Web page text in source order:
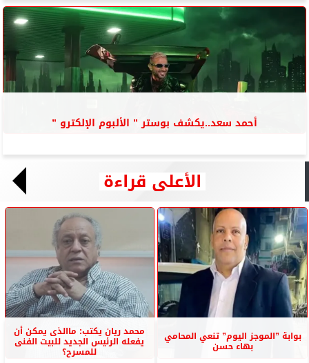
أحمد سعد..يكشف بوستر ” الألبوم الإلكترو ”
الأعلى قراءة
بوابة ”الموجز اليوم” تنعي المحامي
بهاء حسن
محمد ريان يكتب: ماالذى يمكن أن
يفعله الرئيس الجديد للبيت الفنى
للمسرح؟